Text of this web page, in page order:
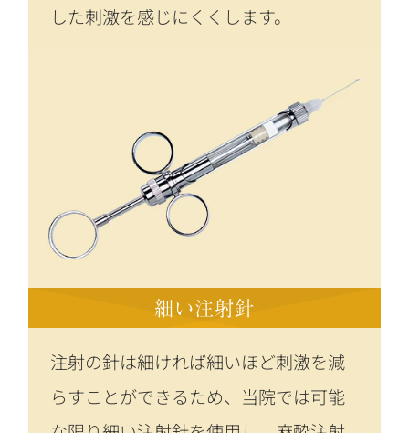
した刺激を感じにくくします。
細い注射針
注射の針は細ければ細いほど刺激を減
らすことができるため、当院では可能